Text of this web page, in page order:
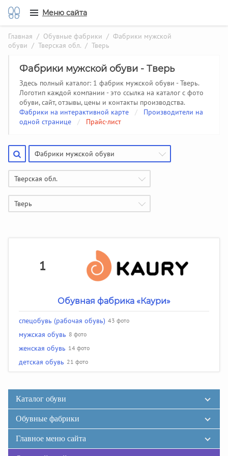
Меню сайта
Главная / Обувные фабрики / Фабрики мужской
обуви / Тверская обл. / Тверь
Фабрики мужской обуви - Тверь
Здесь полный каталог: 1 фабрик мужской обуви - Тверь.
Логотип каждой компании - это ссылка на каталог с фото
обуви, сайт, отзывы, цены и контакты производства.
Фабрики на интерактивной карте
/
Производители на
одной странице
/ Прайс-лист
Фабрики мужской обуви
Тверская обл.
Тверь
1
Обувная фабрика «Каури»
спецобувь (рабочая обувь) 43 фото
мужская обувь 8 фото
женская обувь 14 фото
детская обувь 21 фото
Каталог обуви
Обувные фабрики
Главное меню сайта